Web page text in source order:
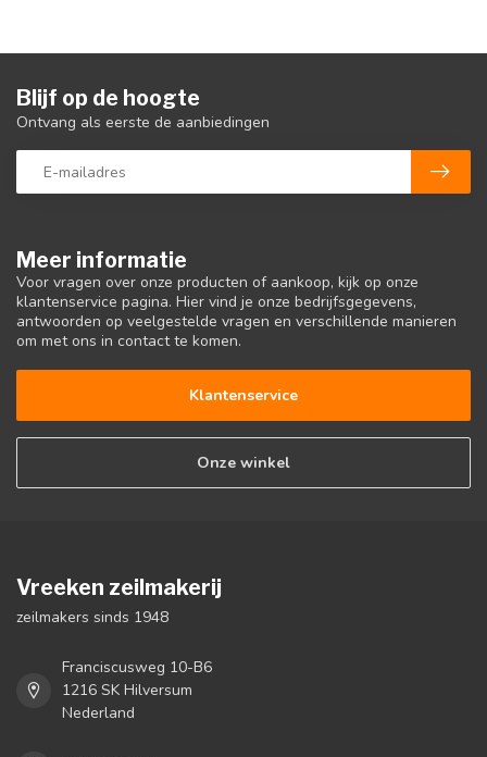
Meer informatie
Voor vragen over onze producten of aankoop, kijk op onze
klantenservice pagina. Hier vind je onze bedrijfsgegevens,
antwoorden op veelgestelde vragen en verschillende manieren
om met ons in contact te komen.
Klantenservice
Onze winkel
Blijf op de hoogte
Ontvang als eerste de aanbiedingen
Vreeken zeilmakerij
zeilmakers sinds 1948
Franciscusweg 10-B6
1216 SK Hilversum
Nederland